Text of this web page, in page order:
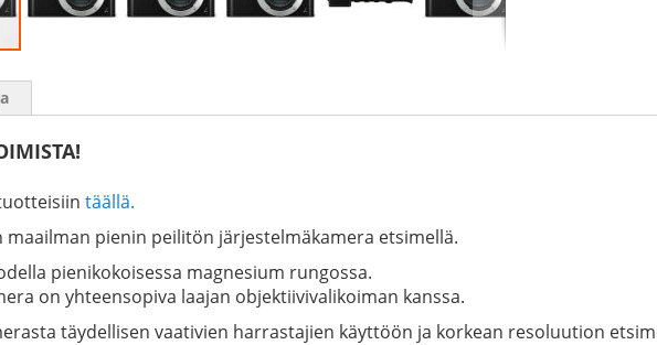
täällä.
maailman pienin peilitön järjestelmäkamera etsimellä.
pienikokoisessa magnesium rungossa.
on yhteensopiva laajan objektiivivalikoiman kanssa.
täydellisen vaativien harrastajien käyttöön ja korkean resoluution